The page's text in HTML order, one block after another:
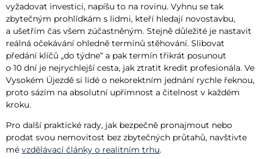
vyžadovat investici, napíšu to na rovinu. Vyhnu se tak
zbytečným prohlídkám s lidmi, kteří hledají novostavbu,
a ušetřím čas všem zúčastněným. Stejně důležité je nastavit
reálná očekávání ohledně termínů stěhování. Slibovat
předání klíčů „do týdne“ a pak termín třikrát posunout
o 10 dní je nejrychlejší cesta, jak ztratit kredit profesionála. Ve
Vysokém Újezdě si lidé o nekorektním jednání rychle řeknou,
proto sázím na absolutní upřímnost a čitelnost v každém
kroku.
Pro další praktické rady, jak bezpečně pronajmout nebo
prodat svou nemovitost bez zbytečných průtahů, navštivte
mé vzdělávací články o realitním trhu.